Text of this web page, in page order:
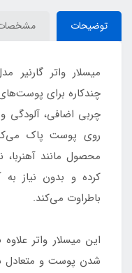
توضیحات
چندکاره برای
چربی اضافی، آلودگی
روی پوست پاک
محصول مانند
کرده و بدون نیاز
باطراوت می‌کند.
این میسلار واتر
شدن پوست و متعادل